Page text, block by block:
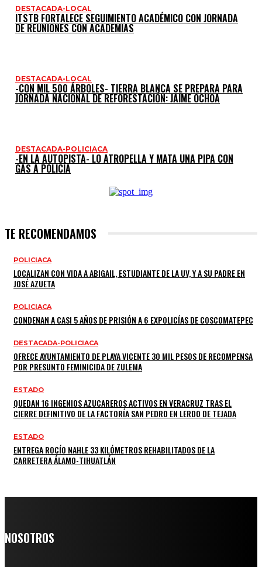
DESTACADA-LOCAL
ITSTB FORTALECE SEGUIMIENTO ACADÉMICO CON JORNADA
DE REUNIONES CON ACADEMIAS
DESTACADA-LOCAL
-CON MIL 500 ÁRBOLES- TIERRA BLANCA SE PREPARA PARA
JORNADA NACIONAL DE REFORESTACIÓN: JAIME OCHOA
DESTACADA-POLICIACA
-EN LA AUTOPISTA- LO ATROPELLA Y MATA UNA PIPA CON
GAS A POLICÍA
TE RECOMENDAMOS
POLICIACA
LOCALIZAN CON VIDA A ABIGAIL, ESTUDIANTE DE LA UV, Y A SU PADRE EN
JOSÉ AZUETA
POLICIACA
CONDENAN A CASI 5 AÑOS DE PRISIÓN A 6 EXPOLICÍAS DE COSCOMATEPEC
DESTACADA-POLICIACA
OFRECE AYUNTAMIENTO DE PLAYA VICENTE 30 MIL PESOS DE RECOMPENSA
POR PRESUNTO FEMINICIDA DE ZULEMA
ESTADO
QUEDAN 16 INGENIOS AZUCAREROS ACTIVOS EN VERACRUZ TRAS EL
CIERRE DEFINITIVO DE LA FACTORÍA SAN PEDRO EN LERDO DE TEJADA
ESTADO
ENTREGA ROCÍO NAHLE 33 KILÓMETROS REHABILITADOS DE LA
CARRETERA ÁLAMO-TIHUATLÁN
NOSOTROS